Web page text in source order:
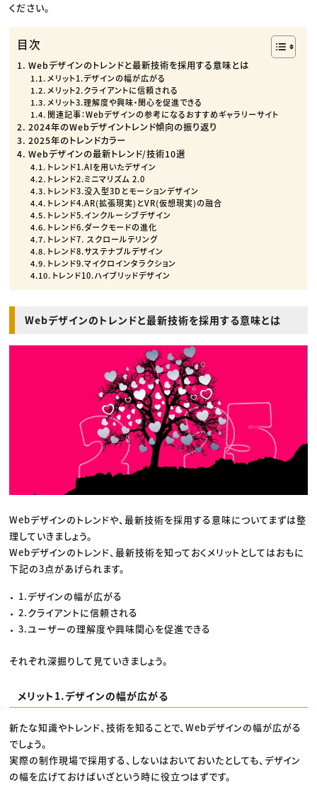
ください。
目次
Webデザインのトレンドと最新技術を採用する意味とは
メリット1.デザインの幅が広がる
メリット2.クライアントに信頼される
メリット3.理解度や興味・関心を促進できる
関連記事：Webデザインの参考になるおすすめギャラリーサイト
2024年のWebデザイントレンド傾向の振り返り
2025年のトレンドカラー
Webデザインの最新トレンド/技術10選
トレンド1.AIを用いたデザイン
トレンド2.ミニマリズム 2.0
トレンド3.没入型3Dとモーションデザイン
トレンド4.AR(拡張現実)とVR(仮想現実)の融合
トレンド5.インクルーシブデザイン
トレンド6.ダークモードの進化
トレンド7. スクロールテリング
トレンド8.サステナブルデザイン
トレンド9.マイクロインタラクション
トレンド10.ハイブリッドデザイン
Webデザインのトレンドと最新技術を採用する意味とは
Webデザインのトレンドや、最新技術を採用する意味についてまずは整
理していきましょう。
Webデザインのトレンド、最新技術を知っておくメリットとしてはおもに
下記の3点があげられます。
1.デザインの幅が広がる
2.クライアントに信頼される
3.ユーザーの理解度や興味関心を促進できる
それぞれ深掘りして見ていきましょう。
メリット1.デザインの幅が広がる
新たな知識やトレンド、技術を知ることで、Webデザインの幅が広がる
でしょう。
実際の制作現場で採用する、しないはおいておいたとしても、デザイン
の幅を広げておけばいざという時に役立つはずです。